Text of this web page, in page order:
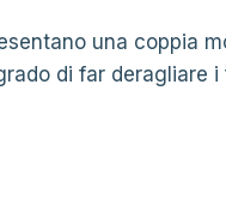
una coppia
di far deragliare i